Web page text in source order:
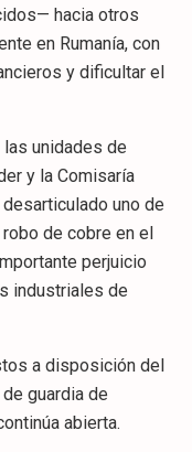
hacia otros
en Rumanía, con
y dificultar el
unidades de
y la Comisaría
uno de
de cobre en el
perjuicio
industriales de
a disposición del
guardia de
abierta.